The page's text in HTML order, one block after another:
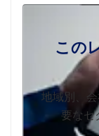
この
地域別、
要なセ